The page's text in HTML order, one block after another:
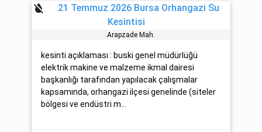
format_color_reset
21 Temmuz 2026 Bursa Orhangazi Su
Kesintisi
Arapzade Mah.
kesinti açıklaması : buski genel müdürlüğü
elektrik makine ve malzeme ikmal dairesi
başkanlığı tarafından yapılacak çalışmalar
kapsamında, orhangazi ilçesi genelinde (siteler
bölgesi ve endüstri m...